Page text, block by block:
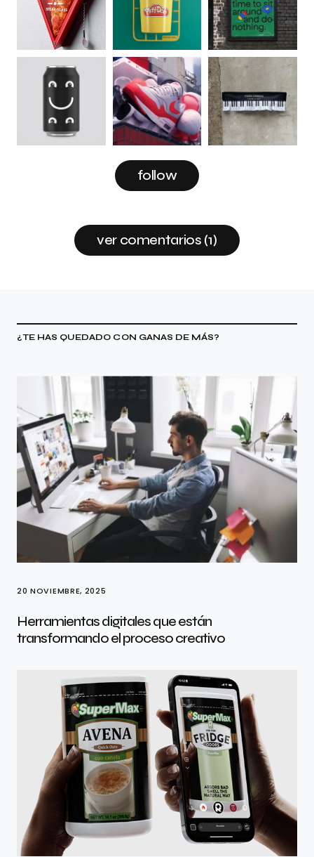
follow
ver comentarios (1)
¿TE HAS QUEDADO CON GANAS DE MÁS?
20 NOVIEMBRE, 2025
Herramientas digitales que están
transformando el proceso creativo